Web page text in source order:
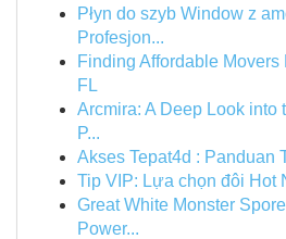
Płyn do szyb Window z
Profesjon...
Finding Affordable
FL
Arcmira: A Deep Look into
P...
Akses Tepat4d : Panduan
Tip VIP: Lựa chọn đôi Hot
Great White Monster
Power...